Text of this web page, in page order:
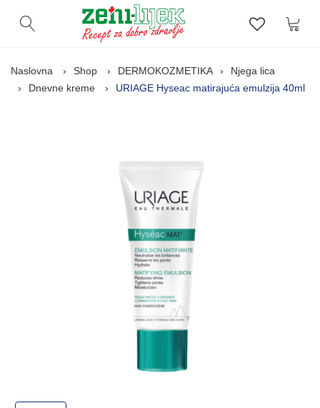
Otvori pretragu Lista
Naslovna Shop DERMOKOZMETIKA
Njega lica
Dnevne kreme
URIAGE Hyseac matirajuća emulzija 40ml